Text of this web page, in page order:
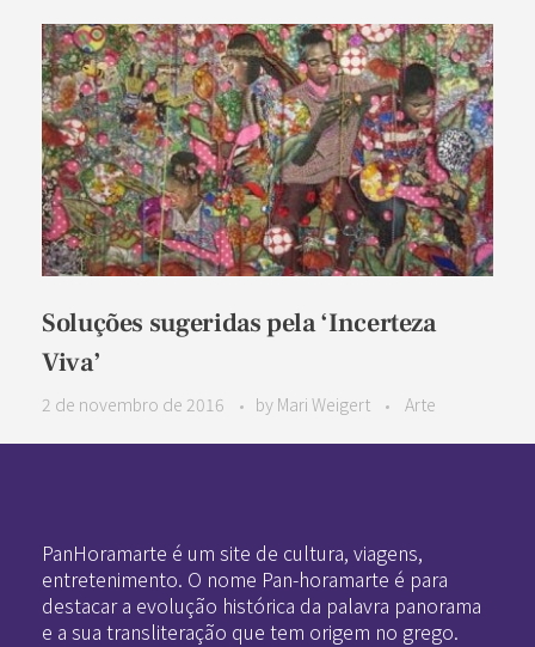
Soluções sugeridas pela ‘Incerteza
Viva’
2 de novembro de 2016 by Mari Weigert Arte
PanHoramarte é um site de cultura, viagens,
entretenimento. O nome Pan-horamarte é para
destacar a evolução histórica da palavra panorama
e a sua transliteração que tem origem no grego.